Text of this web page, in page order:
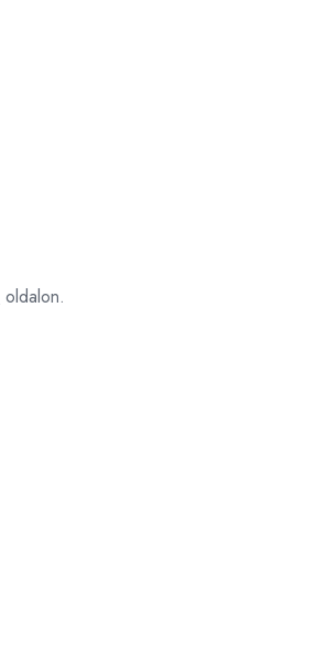
oldalon.